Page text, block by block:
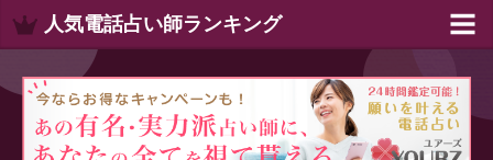
人気電話占い師ランキング